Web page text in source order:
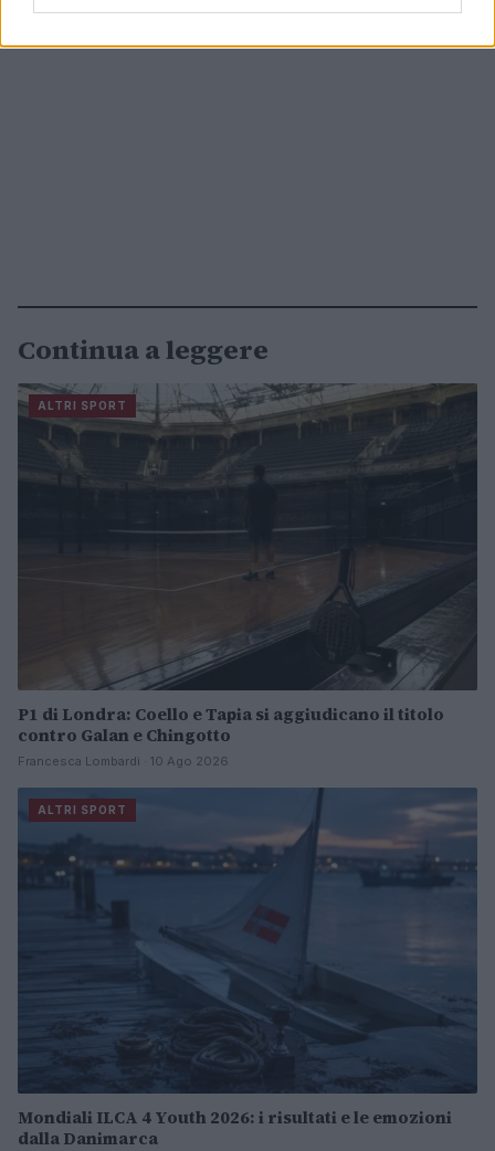
Continua a leggere
ALTRI SPORT
P1 di Londra: Coello e Tapia si aggiudicano il titolo
contro Galan e Chingotto
Francesca Lombardi · 10 Ago 2026
ALTRI SPORT
Mondiali ILCA 4 Youth 2026: i risultati e le emozioni
dalla Danimarca